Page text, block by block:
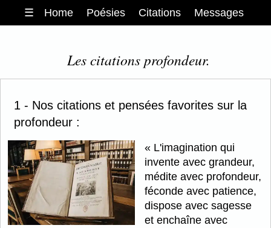
☰ Home Poésies Citations Messages
Les citations profondeur.
1 - Nos citations et pensées favorites sur la
profondeur :
L'imagination qui
invente avec grandeur,
médite avec profondeur,
féconde avec patience,
dispose avec sagesse
et enchaîne avec